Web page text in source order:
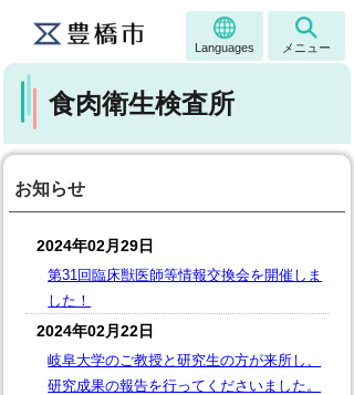
Languages メニュー
食肉衛生検査所
お知らせ
2024年02月29日
第31回臨床獣医師等情報交換会を開催しま
した！
2024年02月22日
岐阜大学のご教授と研究生の方が来所し、
研究成果の報告を行ってくださいました。